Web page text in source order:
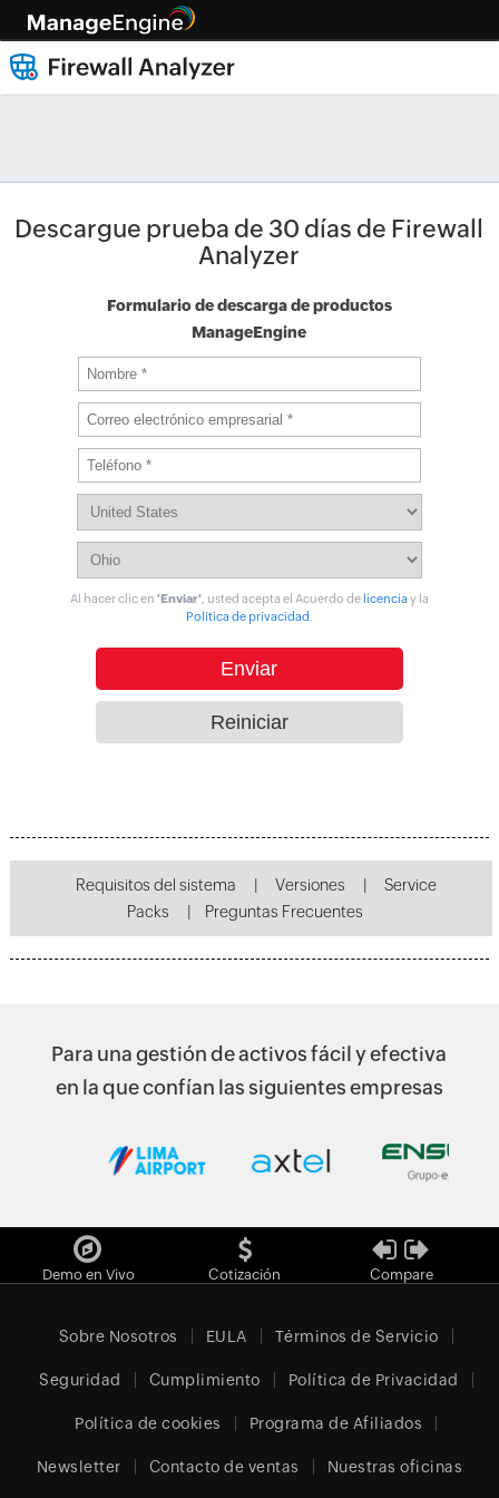
Descargue prueba de 30 días de Firewall
Analyzer
Formulario de descarga de productos
ManageEngine
Al hacer clic en 'Enviar', usted acepta el Acuerdo de licencia y la
Política de privacidad
Requisitos del sistema Versiones
Service
Packs
Preguntas Frecuentes
Para una gestión de activos fácil y efectiva
en la que confían las siguientes empresas
Demo en Vivo Cotización Compare
Sobre Nosotros EULA Términos de Servicio
Seguridad Cumplimiento Política de Privacidad
Política de cookies Programa de Afiliados
Newsletter Contacto de ventas Nuestras oficinas